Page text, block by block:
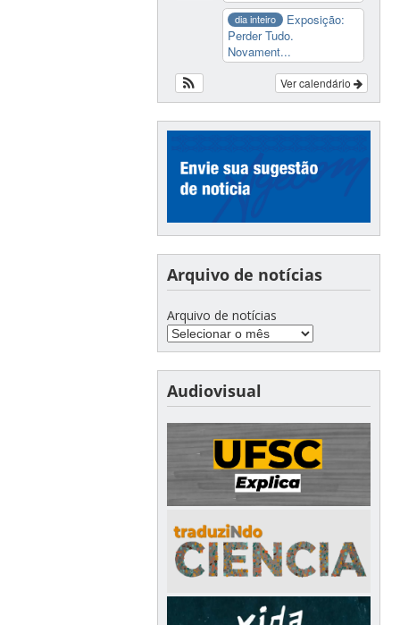
dia inteiro
Exposição:
Perder Tudo.
Novament...
Ver calendário
Arquivo de notícias
Arquivo de notícias
Audiovisual